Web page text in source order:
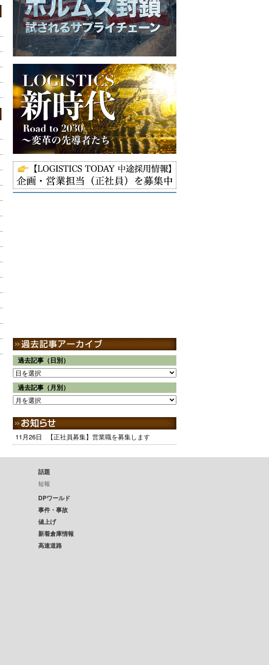
過去記事（日別）
過去記事（月別）
11月26日 【正社員募集】営業職を募集します
話題
短報
DPワールド
事件・事故
値上げ
新着倉庫情報
高速道路